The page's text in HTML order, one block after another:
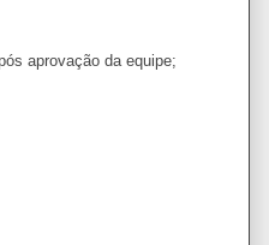
aprovação da equipe;